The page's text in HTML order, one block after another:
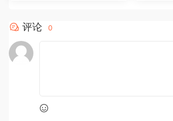
评论 0